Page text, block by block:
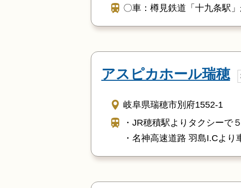
〇車：樽見鉄道「十九条駅
アスピカホール瑞穂
岐阜県瑞穂市別府1552-1
・JR穂積駅よりタクシーで
・名神高速道路 羽島I.Cより